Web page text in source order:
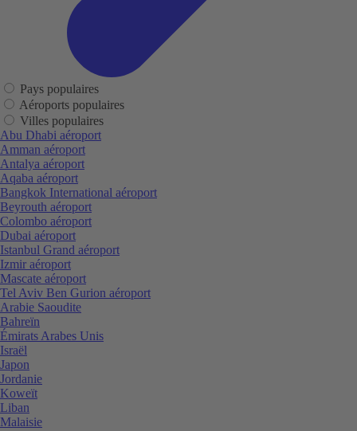
Pays populaires
Aéroports populaires
Villes populaires
Abu Dhabi aéroport
Amman aéroport
Antalya aéroport
Aqaba aéroport
Bangkok International aéroport
Beyrouth aéroport
Colombo aéroport
Dubai aéroport
Istanbul Grand aéroport
Izmir aéroport
Mascate aéroport
Tel Aviv Ben Gurion aéroport
Arabie Saoudite
Bahreïn
Émirats Arabes Unis
Israël
Japon
Jordanie
Koweït
Liban
Malaisie